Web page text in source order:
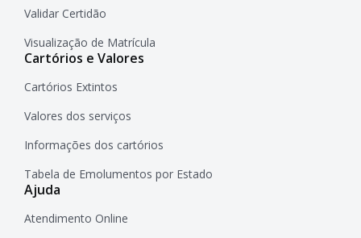
Validar Certidão
Visualização de Matrícula
Cartórios e Valores
Cartórios Extintos
Valores dos serviços
Informações dos cartórios
Tabela de Emolumentos por Estado
Ajuda
Atendimento Online